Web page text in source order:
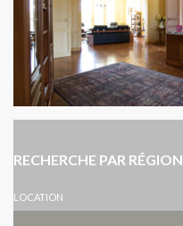
RECHERCHE PAR RÉGION
LOCATION